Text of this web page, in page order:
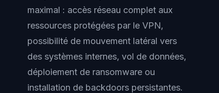
maximal : accès réseau complet aux
ressources protégées par le VPN,
possibilité de mouvement latéral vers
des systèmes internes, vol de données,
déploiement de ransomware ou
installation de backdoors persistantes.